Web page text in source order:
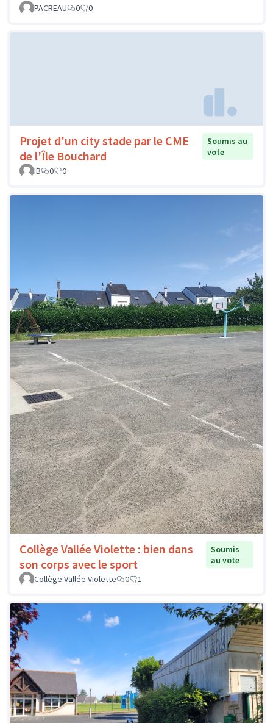
PACREAU 0 0
Projet d'un city stade par le CME
de l'Île Bouchard
Soumis au
vote
IB
0 0
Collège Vallée Violette : bien dans
son corps avec le sport
Soumis
au vote
Collège Vallée Violette
0 1